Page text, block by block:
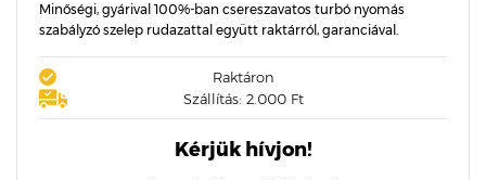
Minőségi, gyárival 100%-ban csereszavatos turbó nyomás
szabályzó szelep rudazattal együtt raktárról, garanciával.
Raktáron
Szállítás: 2.000 Ft
Kérjük hívjon!